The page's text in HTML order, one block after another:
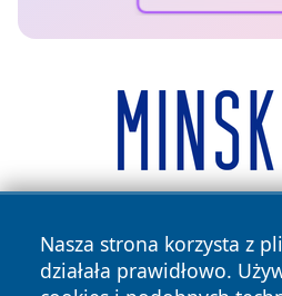
Nasza strona korzysta z
działała prawidłowo.